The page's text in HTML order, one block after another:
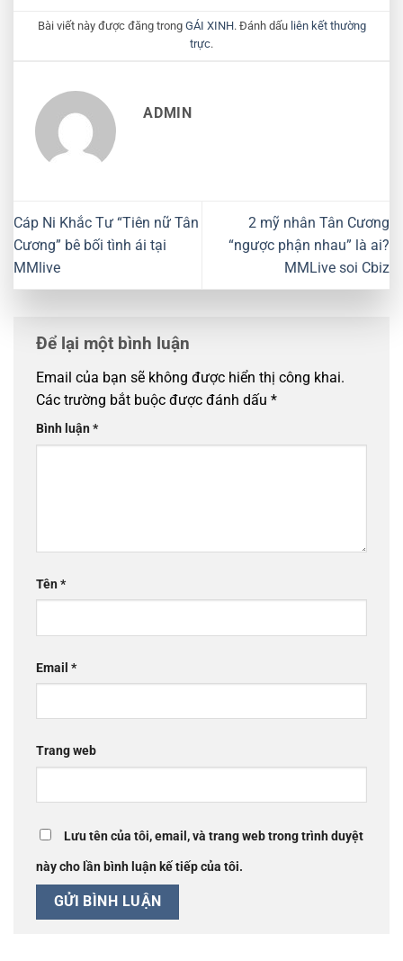
Bài viết này được đăng trong GÁI XINH. Đánh dấu liên kết thường
trực.
ADMIN
Cáp Ni Khắc Tư “Tiên nữ Tân
Cương” bê bối tình ái tại
MMlive
2 mỹ nhân Tân Cương
“ngược phận nhau” là ai?
MMLive soi Cbiz
Để lại một bình luận
Email của bạn sẽ không được hiển thị công khai.
Các trường bắt buộc được đánh dấu *
Bình luận*
Tên*
Email *
Trang web
Lưu tên của tôi, email, và trang web trong trình duyệt
này cho lần bình luận kế tiếp của tôi.